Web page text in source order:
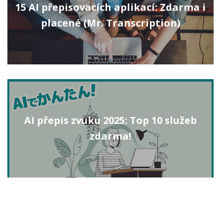
15 AI přepisovacích aplikací: Zdarma i
placené (Mr. Transcription)
AI přepis zvuku 2025: Top 10 služeb
zdarma!